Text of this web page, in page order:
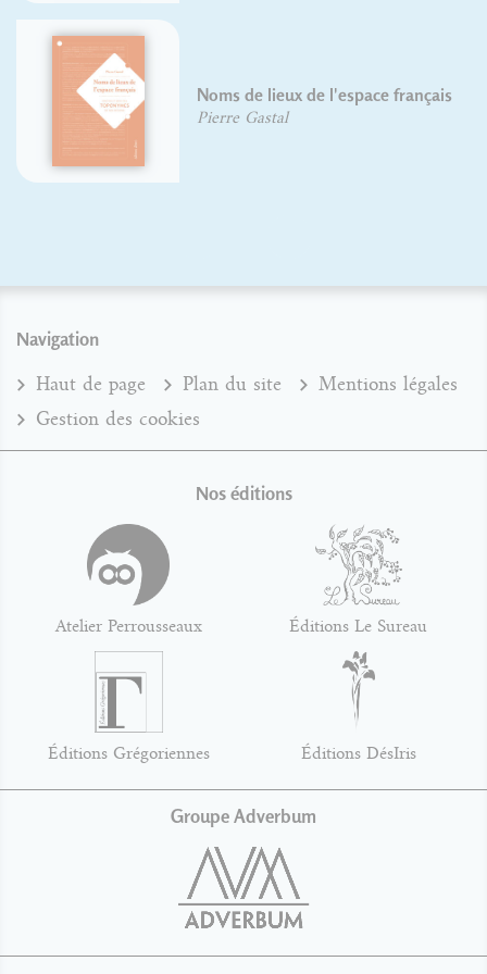
Noms de lieux de l'espace français
Pierre Gastal
Navigation
Haut de page Plan du site
Mentions légales
Gestion des cookies
Nos éditions
Atelier Perrousseaux Éditions Le Sureau
Éditions Grégoriennes Éditions DésIris
Groupe Adverbum